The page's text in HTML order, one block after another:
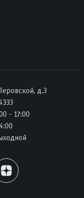
д.3
- 17:00